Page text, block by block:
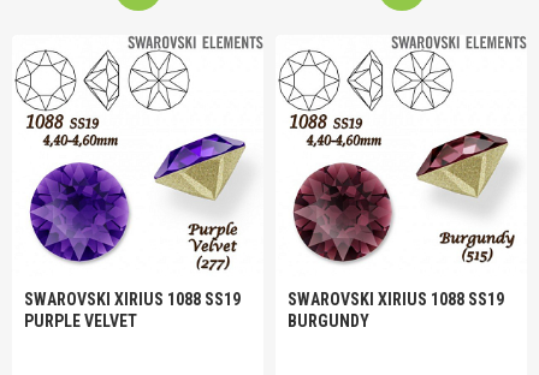
SWAROVSKI XIRIUS 1088 SS19
PURPLE VELVET
SWAROVSKI XIRIUS 1088 SS19
BURGUNDY